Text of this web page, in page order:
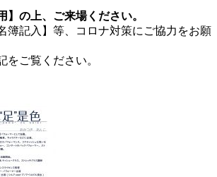
】の上、ご来場ください。
簿記入】等、コロナ対策にご協力をお願
ご覧ください。